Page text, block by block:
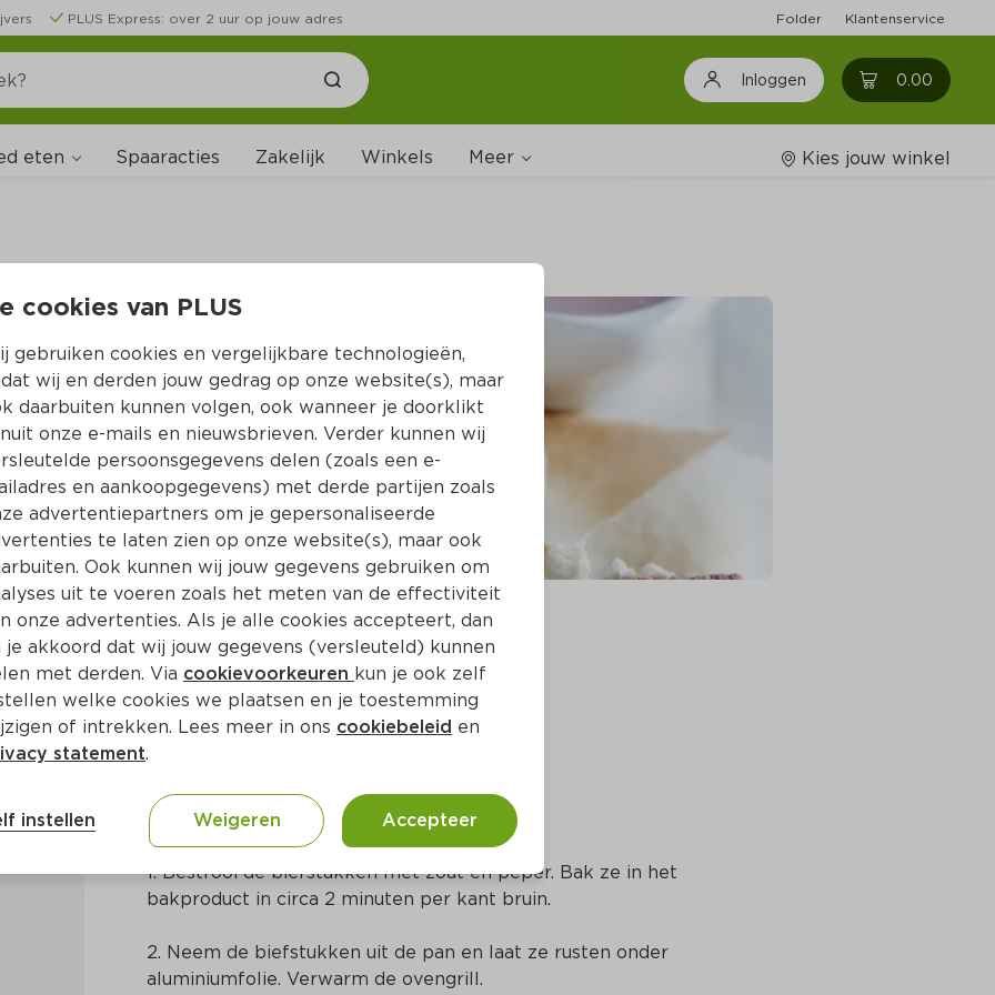
PLUS Express: over 2 uur op jouw adres Folder Klantenservice
Inloggen 0.00 0
eten Spaaracties Zakelijk Winkels Meer
Wijnshop
Kies jouw winkel
met geitenkaas
25 Min Europees
Bereidingswijze
1. Bestrooi de biefstukken met zout en peper. Bak ze in het
bakproduct in circa 2 minuten per kant bruin.
2. Neem de biefstukken uit de pan en laat ze rusten onder
aluminiumfolie. Verwarm de ovengrill.
cookies van PLUS
gebruiken cookies en vergelijkbare technologieën,
wij en derden jouw gedrag op onze website(s), maar
daarbuiten kunnen volgen, ook wanneer je doorklikt
onze e-mails en nieuwsbrieven. Verder kunnen wij
persoonsgegevens delen (zoals een e-
en aankoopgegevens) met derde partijen zoals
advertentiepartners om je gepersonaliseerde
te laten zien op onze website(s), maar ook
Ook kunnen wij jouw gegevens gebruiken om
uit te voeren zoals het meten van de effectiviteit
onze advertenties. Als je alle cookies accepteert, dan
je akkoord dat wij jouw gegevens (versleuteld) kunnen
met derden. Via cookievoorkeuren kun je ook zelf
welke cookies we plaatsen en je toestemming
of intrekken. Lees meer in ons cookiebeleid en
statement.
instellen Weigeren Accepteer